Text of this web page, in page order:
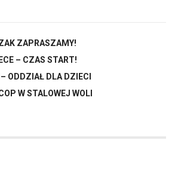
ZAPRASZAMY!
– CZAS START!
ODDZIAŁ DLA DZIECI
W STALOWEJ WOLI